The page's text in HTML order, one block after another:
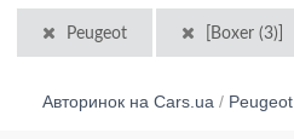
Peugeot [Boxer (3)]
Авторинок на Cars.ua / Peugeot